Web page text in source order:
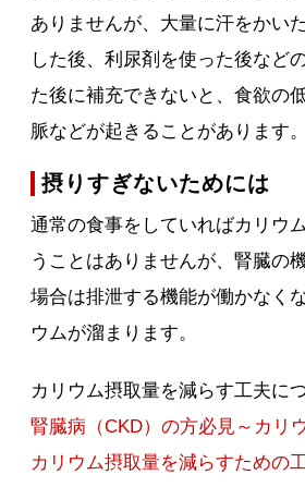
ありませんが、大量に汗をかい
した後、利尿剤を使った後など
た後に補充できないと、食欲の
脈などが起きることがあります。
摂りすぎないためには
通常の食事をしていればカリウ
うことはありませんが、腎臓の
場合は排泄する機能が働かなく
ウムが溜まります。
カリウム摂取量を減らす工夫に
腎臓病（CKD）の方必見～カリ
カリウム摂取量を減らすための